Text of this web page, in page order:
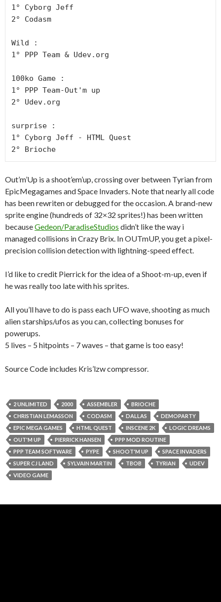
1° Cyborg Jeff
2° Codasm
Wild :
1° PPP Team & Udev.org
100ko Game :
1° PPP Team-Out'm up
2° Udev.org
surprise :
1° Cyborg Jeff - HTML Quest
2° Brioche
Out’m’Up is a shoot’em’up, crossing over between Tyrian from
EpicMegagames and Space Invaders. Note that nearly all code
has been rewriten or debugged for the occasion. A brand-new
sprite engine (hundreds of 32×32 sprites!) has been written
becauseGedeon/ParadiseStudios didn’t like the way i
managed collisions in Crazy Brix. In OUTmUP, you get a pixel-
precision collision detection with lightning-speed effect.
I’d like to credit Pierrick for the idea of a Shoot-m-up, even if
he was really too late with his sprites.
All you’ll have to do is pass each UFO wave, shooting as much
alien starships/ufos as you can, collecting bonuses for
powerups.
5 lives – 5 hitpoints – 7 waves – that game is too easy!
Source Code includes Kris’lzw compressor.
2 UNLIMITED 2000 ASSEMBLER
BRIOCHE
CHRISTIAN LEMASSON
CODASM DALLAS
DEMOPARTY
EPIC MEGA GAMES
HTML QUEST INSCENE 2K
LOGIC DREAMS
OUT'M UP
PIERRICK HANSEN
PPP MOD ROUTINE
PPP TEAM SOFTWARE
PYPE SHOOT'M UP
SPACE INVADERS
SUPER CJ LAND
SYLVAIN MARTIN TBOB TYRIAN
UDEV
VIDEO GAME